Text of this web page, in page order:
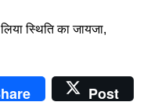
Post